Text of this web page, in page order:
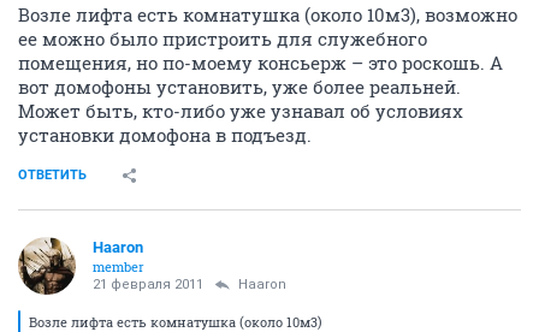
Возле лифта есть комнатушка (около 10м3), возможно
ее можно было пристроить для служебного
помещения, но по-моему консьерж – это роскошь. А
вот домофоны установить, уже более реальней.
Может быть, кто-либо уже узнавал об условиях
установки домофона в подъезд.
ОТВЕТИТЬ
Haaron
member
21 февраля 2011 Haaron
Возле лифта есть комнатушка (около 10м3)